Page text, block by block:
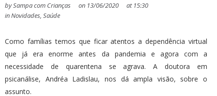
bySampa com Crianças on 13/06/2020 at 15:30
inNovidades, Saúde
Como famílias temos que ficar atentos a dependência virtual
que já era enorme antes da pandemia e agora com a
necessidade de quarentena se agrava. A doutora em
psicanálise, Andréa Ladislau, nos dá ampla visão, sobre o
assunto.